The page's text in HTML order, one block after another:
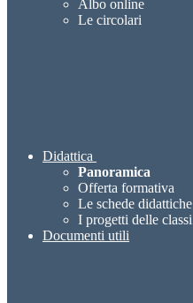
Albo online
Le circolari
Didattica
Panoramica
Offerta formativa
Le schede didattiche
I progetti delle classi
Documenti utili